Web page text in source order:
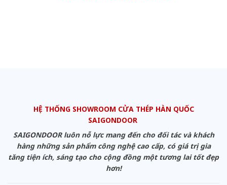
HỆ THỐNG SHOWROOM CỬA THÉP HÀN QUỐC
SAIGONDOOR
SAIGONDOOR luôn nỗ lực mang đến cho đối tác và khách
hàng những sản phẩm công nghệ cao cấp, có giá trị gia
tăng tiện ích, sáng tạo cho cộng đồng một tương lai tốt đẹp
hơn!